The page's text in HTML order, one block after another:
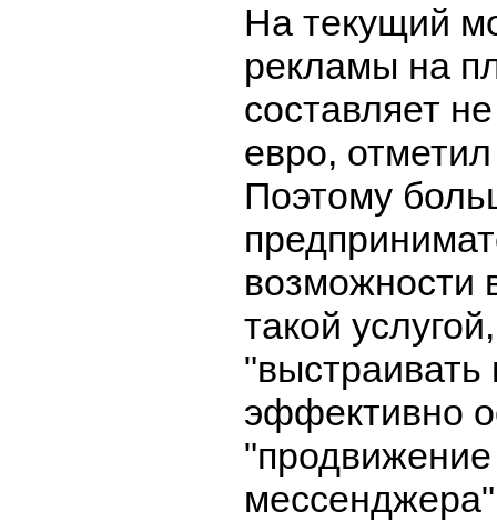
На текущий
рекламы на
составляет
евро,
Поэтому
возможности
такой
эффективно